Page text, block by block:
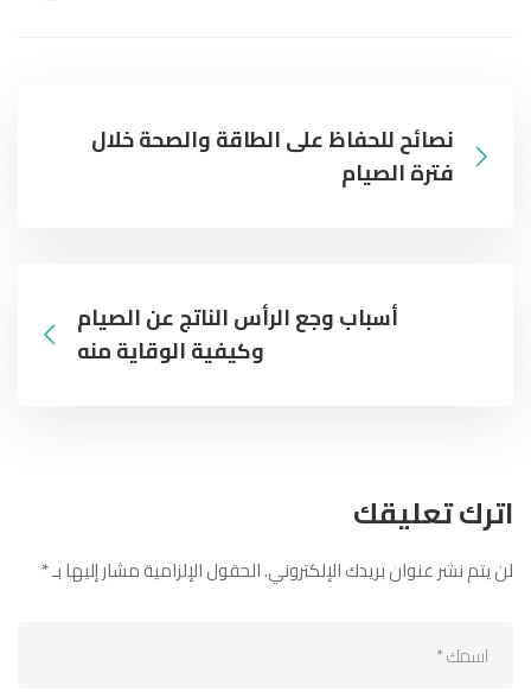
نصائح للحفاظ على الطاقة والصحة خلال
فترة الصيام
أسباب وجع الرأس الناتج عن الصيام
وكيفية الوقاية منه
اترك تعليقك
لن يتم نشر عنوان بريدك الإلكتروني.الحقول الإلزامية مشار إليها بـ*